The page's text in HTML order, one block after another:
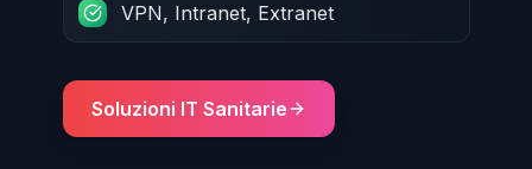
VPN, Intranet, Extranet
Soluzioni IT Sanitarie